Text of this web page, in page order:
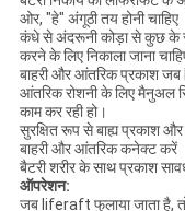
ओर, "हे" अंगूठी तय होनी चाहिए
कंधे से अंदरूनी कोड़ा से कुछ के
करने के लिए निकाला जाना
बाहरी और आंतरिक प्रकाश
आंतरिक रोशनी के लिए मैनुअल
काम कर रही हो।
सुरक्षित रूप से बाह्य प्रकाश
बाहरी और आंतरिक कनेक्ट करें
बैटरी शरीर के साथ प्रकाश
ऑपरेशन:
जब liferaft फुलाया जाता है,